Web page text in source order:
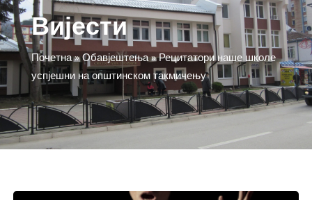
Вијести
Почетна»Обавјештења»Рецитатори наше школе
успјешни на општинском такмичењу